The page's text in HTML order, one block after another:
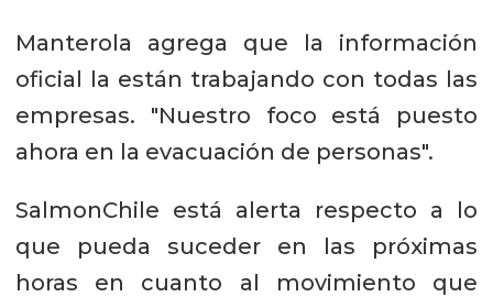
Manterola agrega que la información
oficial la están trabajando con todas las
empresas. "Nuestro foco está puesto
ahora en la evacuación de personas".
SalmonChile está alerta respecto a lo
que pueda suceder en las próximas
horas en cuanto al movimiento que